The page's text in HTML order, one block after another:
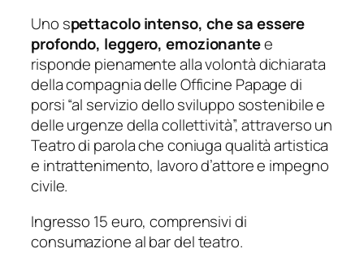
Uno spettacolo intenso, che sa essere
profondo, leggero, emozionantee
risponde pienamente alla volontà dichiarata
della compagnia delle Officine Papage di
porsi “al servizio dello sviluppo sostenibile e
delle urgenze della collettività”, attraverso un
Teatro di parola che coniuga qualità artistica
e intrattenimento, lavoro d’attore e impegno
civile.
Ingresso 15 euro, comprensivi di
consumazione al bar del teatro.